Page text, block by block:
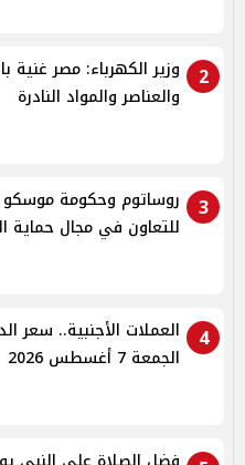
2
وزير الكهرباء: مصر غنية
والعناصر والمواد النادرة
3
روساتوم وحكومة موسكو
للتعاون في مجال حماية
4
العملات الأجنبية.. سعر
الجمعة 7 أغسطس 2026